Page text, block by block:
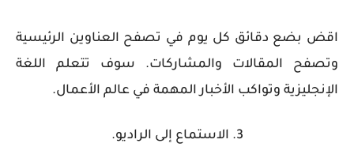
اقض بضع دقائق كل يوم في تصفح العناوين الرئيسية
وتصفح المقالات والمشاركات. سوف تتعلم اللغة
الإنجليزية وتواكب الأخبار المهمة في عالم الأعمال.
3. الاستماع إلى الراديو.